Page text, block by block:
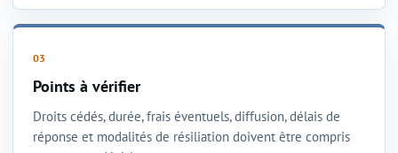
Points à vérifier
Droits cédés, durée, frais éventuels, diffusion, délais de
réponse et modalités de résiliation doivent être compris